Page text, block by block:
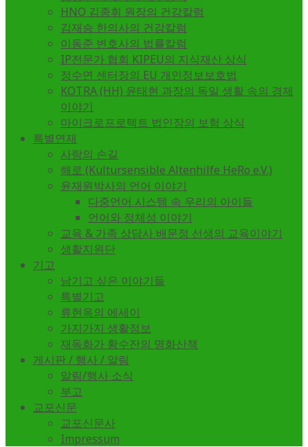
HNO 김종휘 원장의 건강칼럼
김재승 한의사의 건강칼럼
이동준 변호사의 법률칼럼
IP전문가 협회 KIPEU의 지식재산 상식
정수연 센터장의 EU 개인정보보호법
KOTRA (HH) 윤태현 과장의 독일 생활 속의 경제
이야기
마이크로프로텍트 법인장의 보험 상식
특별연재
사랑의 손길
해로 (Kultursensible Altenhilfe HeRo e.V.)
윤재원박사의 언어 이야기
다중언어 시스템 속 우리의 아이들
언어와 정체성 이야기
교육 & 가족 상담사 배문정 선생의 교육이야기
생활지원단
기고
남기고 싶은 이야기들
특별기고
류현옥의 에세이
가지가지 생활정보
재독화가 황수잔의 명화산책
게시판 / 행사 / 알림
알림/행사 소식
부고
교포신문
교포신문사
Impressum